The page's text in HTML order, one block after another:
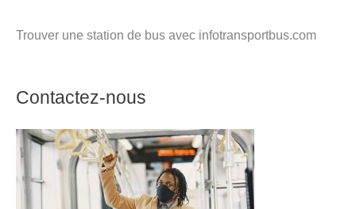
Trouver une station de bus avec infotransportbus.com
Contactez-nous